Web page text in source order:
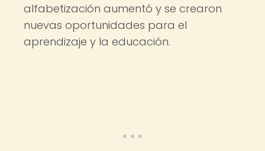
alfabetización aumentó y se crearon
nuevas oportunidades para el
aprendizaje y la educación.